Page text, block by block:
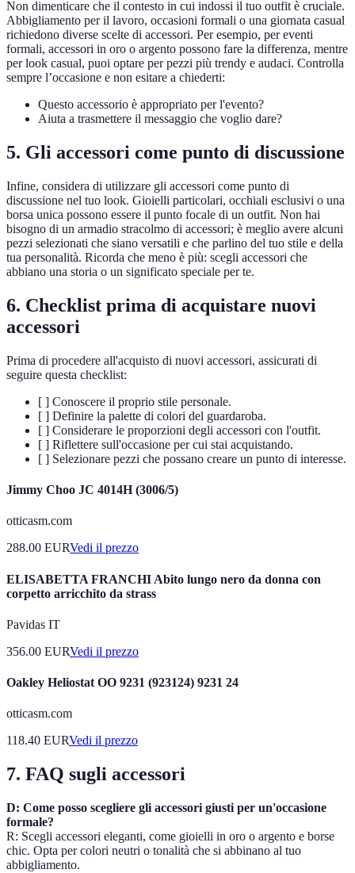
Non dimenticare che il contesto in cui indossi il tuo outfit è cruciale.
Abbigliamento per il lavoro, occasioni formali o una giornata casual
richiedono diverse scelte di accessori. Per esempio, per eventi
formali, accessori in oro o argento possono fare la differenza, mentre
per look casual, puoi optare per pezzi più trendy e audaci. Controlla
sempre l’occasione e non esitare a chiederti:
Questo accessorio è appropriato per l'evento?
Aiuta a trasmettere il messaggio che voglio dare?
5. Gli accessori come punto di discussione
Infine, considera di utilizzare gli accessori come punto di
discussione nel tuo look. Gioielli particolari, occhiali esclusivi o una
borsa unica possono essere il punto focale di un outfit. Non hai
bisogno di un armadio stracolmo di accessori; è meglio avere alcuni
pezzi selezionati che siano versatili e che parlino del tuo stile e della
tua personalità. Ricorda che meno è più: scegli accessori che
abbiano una storia o un significato speciale per te.
6. Checklist prima di acquistare nuovi
accessori
Prima di procedere all'acquisto di nuovi accessori, assicurati di
seguire questa checklist:
[ ] Conoscere il proprio stile personale.
[ ] Definire la palette di colori del guardaroba.
[ ] Considerare le proporzioni degli accessori con l'outfit.
[ ] Riflettere sull'occasione per cui stai acquistando.
[ ] Selezionare pezzi che possano creare un punto di interesse.
Jimmy Choo JC 4014H (3006/5)
otticasm.com
288.00 EURVedi il prezzo
ELISABETTA FRANCHI Abito lungo nero da donna con
corpetto arricchito da strass
Pavidas IT
356.00 EURVedi il prezzo
Oakley Heliostat OO 9231 (923124) 9231 24
otticasm.com
118.40 EURVedi il prezzo
7. FAQ sugli accessori
D: Come posso scegliere gli accessori giusti per un'occasione
formale?
R: Scegli accessori eleganti, come gioielli in oro o argento e borse
chic. Opta per colori neutri o tonalità che si abbinano al tuo
abbigliamento.